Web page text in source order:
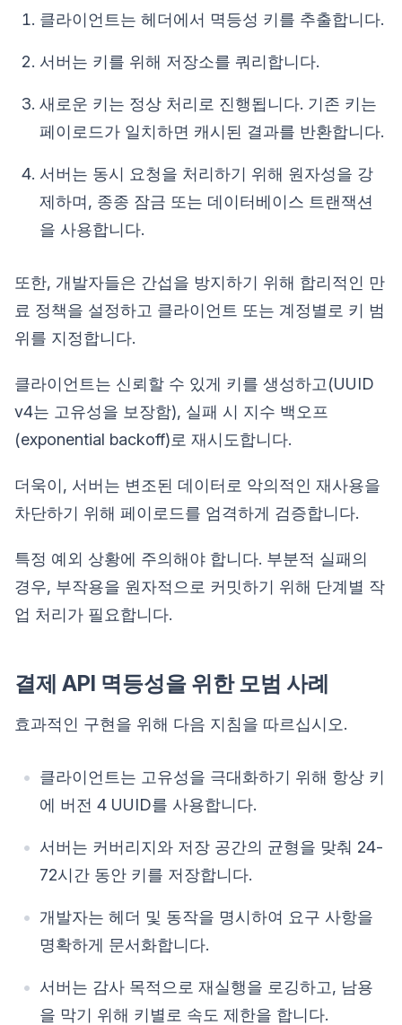
클라이언트는 헤더에서 멱등성 키를 추출합니다.
서버는 키를 위해 저장소를 쿼리합니다.
새로운 키는 정상 처리로 진행됩니다. 기존 키는
페이로드가 일치하면 캐시된 결과를 반환합니다.
서버는 동시 요청을 처리하기 위해 원자성을 강
제하며, 종종 잠금 또는 데이터베이스 트랜잭션
을 사용합니다.
또한, 개발자들은 간섭을 방지하기 위해 합리적인 만
료 정책을 설정하고 클라이언트 또는 계정별로 키 범
위를 지정합니다.
클라이언트는 신뢰할 수 있게 키를 생성하고(UUID
v4는 고유성을 보장함), 실패 시 지수 백오프
(exponential backoff)로 재시도합니다.
더욱이, 서버는 변조된 데이터로 악의적인 재사용을
차단하기 위해 페이로드를 엄격하게 검증합니다.
특정 예외 상황에 주의해야 합니다. 부분적 실패의
경우, 부작용을 원자적으로 커밋하기 위해 단계별 작
업 처리가 필요합니다.
결제 API 멱등성을 위한 모범 사례
효과적인 구현을 위해 다음 지침을 따르십시오.
클라이언트는 고유성을 극대화하기 위해 항상 키
에 버전 4 UUID를 사용합니다.
서버는 커버리지와 저장 공간의 균형을 맞춰 24-
72시간 동안 키를 저장합니다.
개발자는 헤더 및 동작을 명시하여 요구 사항을
명확하게 문서화합니다.
서버는 감사 목적으로 재실행을 로깅하고, 남용
을 막기 위해 키별로 속도 제한을 합니다.